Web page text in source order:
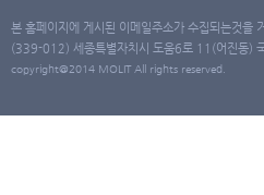
본 홈페이지에 게시된 이메일주소가 수집되는것을
(339-012) 세종특별자치시 도움6로 11(어진동
copyright@2014 MOLIT All rights reserved.